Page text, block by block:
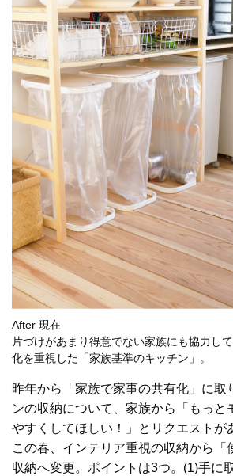
After 現在
片づけがあまり得意でない家族にも協力し
化を重視した「家族基準のキッチン」。
昨年から「家族で家事の共有化」に取
ンの収納について、家族から「もっと
やすくしてほしい！」とリクエストが
この春、インテリア重視の収納から「
収納へ変更。ポイントは3つ。(1)手に